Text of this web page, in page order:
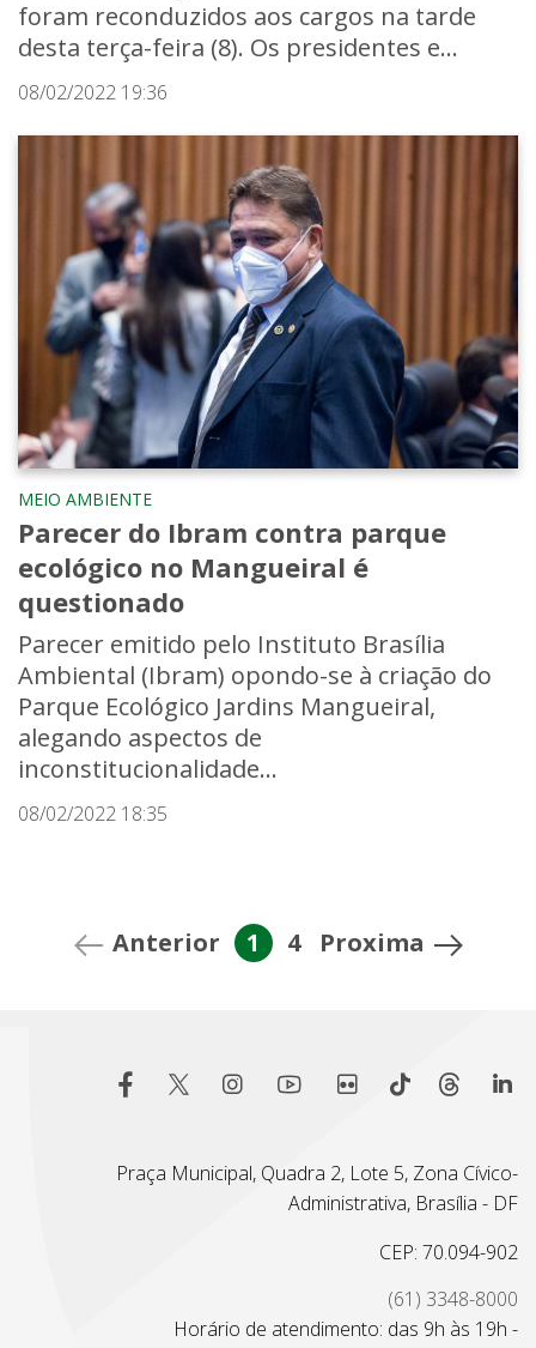
foram reconduzidos aos cargos na tarde
desta terça-feira (8). Os presidentes e...
08/02/2022 19:36
MEIO AMBIENTE
Parecer do Ibram contra parque
ecológico no Mangueiral é
questionado
Parecer emitido pelo Instituto Brasília
Ambiental (Ibram) opondo-se à criação do
Parque Ecológico Jardins Mangueiral,
alegando aspectos de
inconstitucionalidade...
08/02/2022 18:35
Anterior 1 4 Proxima
Praça Municipal, Quadra 2, Lote 5, Zona Cívico-
Administrativa, Brasília - DF
CEP: 70.094-902
(61) 3348-8000
Horário de atendimento: das 9h às 19h -